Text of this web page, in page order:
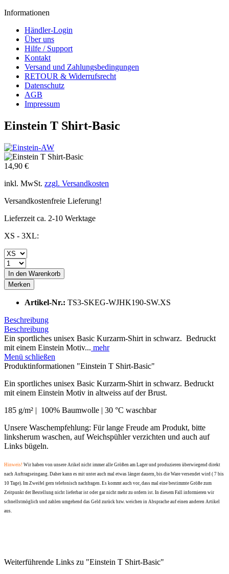
Informationen
Händler-Login
Über uns
Hilfe / Support
Kontakt
Versand und Zahlungsbedingungen
RETOUR & Widerrufsrecht
Datenschutz
AGB
Impressum
Einstein T Shirt-Basic
14,90 €
inkl. MwSt. zzgl. Versandkosten
Versandkostenfreie Lieferung!
Lieferzeit ca. 2-10 Werktage
XS - 3XL:
In den Warenkorb
Merken
Artikel-Nr.: TS3-SKEG-WJHK190-SW.XS
Beschreibung
Beschreibung
Ein sportliches unisex Basic Kurzarm-Shirt in schwarz. Bedruckt
mit einem Einstein Motiv... mehr
Menü schließen
Produktinformationen "Einstein T Shirt-Basic"
Ein sportliches unisex Basic Kurzarm-Shirt in schwarz. Bedruckt
mit einem Einstein Motiv in altweiss auf der Brust.
185 g/m² | 100% Baumwolle | 30 °C waschbar
Unsere Waschempfehlung: Für lange Freude am Produkt, bitte
linksherum waschen, auf Weichspühler verzichten und auch auf
Links bügeln.
Hinweis! Wir haben von unsere Arikel nicht immer alle Größen am Lager und produzieren überwiegend direkt
nach Auftragseingang. Daher kann es mit unter auch mal etwas länger dauern, bis die Ware versendet wird ( 7 bis
10 Tage). Im Zweifel gern telefonisch nachfragen. Es kommt auch vor, dass mal eine bestimmte Größe zum
Zeitpunkt der Bestellung nicht lieferbar ist oder gar nicht mehr zu ordern ist. In diesem Fall informieren wir
schnellstmöglich und zahlen umgehend das Geld zurück bzw. weichen in Absprache auf einen anderen Artikel
aus.
Weiterführende Links zu "Einstein T Shirt-Basic"